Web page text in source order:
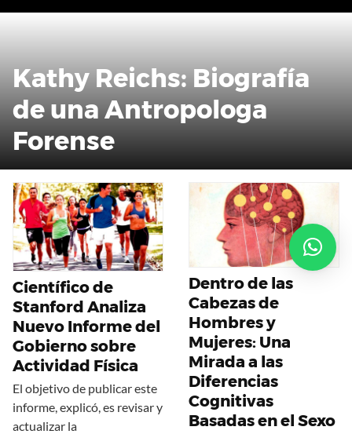
Kathy Reichs: Biografía
de una Antropologa
Forense
Científico de
Stanford Analiza
Nuevo Informe del
Gobierno sobre
Actividad Física
El objetivo de publicar este
informe, explicó, es revisar y
actualizar la
Dentro de las
Cabezas de
Hombres y
Mujeres: Una
Mirada a las
Diferencias
Cognitivas
Basadas en el Sexo